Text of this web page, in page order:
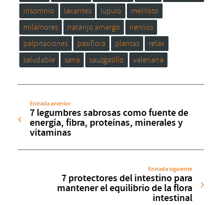
insomnio
laxantes lúpulo
meliloto
milamores
naranjo amargo
nervios
palpitaciones
pasiflora plantas
relax
saludable
sana sauzgatillo valeriana
Entrada anterior
7 legumbres sabrosas como fuente de
energía, fibra, proteínas, minerales y
vitaminas
Entrada siguiente
7 protectores del intestino para
mantener el equilibrio de la flora
intestinal